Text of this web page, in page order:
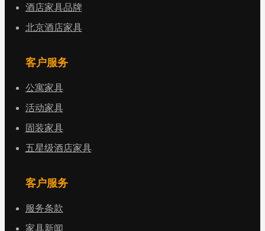
酒店家具品牌
北京酒店家具
客户服务
公寓家具
活动家具
固装家具
五星级酒店家具
客户服务
服务条款
家具新闻